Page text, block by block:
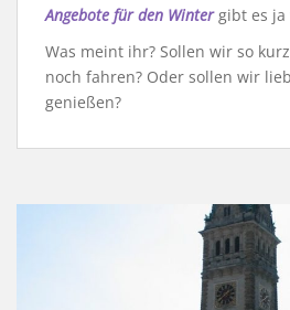
Angebote für den Wintergibt es ja
Was meint ihr? Sollen wir so
noch fahren? Oder sollen wir
genießen?